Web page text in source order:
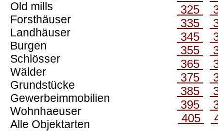
Old mills
Forsthäuser
Landhäuser
Burgen
Schlösser
Wälder
Grundstücke
Gewerbeimmobilien
Wohnhaeuser
Alle Objektarten
325
335
345
355
365
375
385
395
405